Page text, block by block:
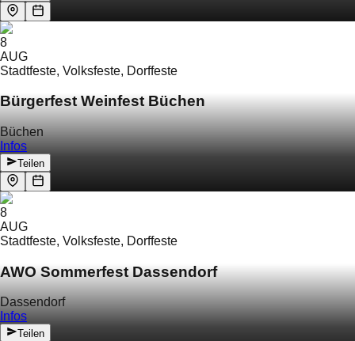
8
AUG
Stadtfeste, Volksfeste, Dorffeste
Bürgerfest Weinfest Büchen
Büchen
Infos
Teilen
8
AUG
Stadtfeste, Volksfeste, Dorffeste
AWO Sommerfest Dassendorf
Dassendorf
Infos
Teilen